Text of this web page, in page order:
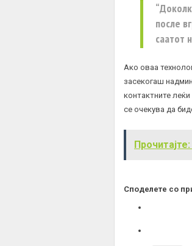
после
саатот
Ако оваа
засекогаш
контактните
се очекува да
Прочитајте:
Споделете со